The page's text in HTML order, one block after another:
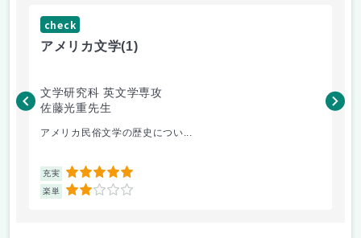
check
アメリカ文学(1)
文学研究科 英文学専攻
佐藤光重先生
アメリカ民俗文学の歴史につい...
充実 5
楽単 2
鶴